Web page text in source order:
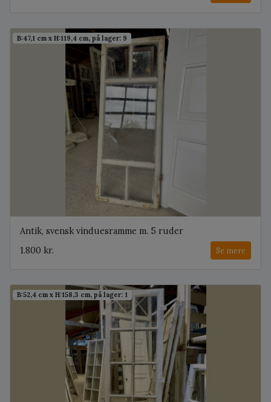
B:47,1 cm x H:119,4 cm, på lager: 9
Antik, svensk vinduesramme m. 5 ruder
1.800 kr.
Se mere
B:52,4 cm x H:158,3 cm, på lager: 1